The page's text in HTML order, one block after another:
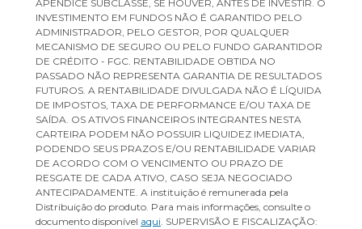
APÊNDICE SUBCLASSE, SE HOUVER, ANTES DE INVESTIR. O
INVESTIMENTO EM FUNDOS NÃO É GARANTIDO PELO
ADMINISTRADOR, PELO GESTOR, POR QUALQUER
MECANISMO DE SEGURO OU PELO FUNDO GARANTIDOR
DE CRÉDITO - FGC. RENTABILIDADE OBTIDA NO
PASSADO NÃO REPRESENTA GARANTIA DE RESULTADOS
FUTUROS. A RENTABILIDADE DIVULGADA NÃO É LÍQUIDA
DE IMPOSTOS, TAXA DE PERFORMANCE E/OU TAXA DE
SAÍDA. OS ATIVOS FINANCEIROS INTEGRANTES NESTA
CARTEIRA PODEM NÃO POSSUIR LIQUIDEZ IMEDIATA,
PODENDO SEUS PRAZOS E/OU RENTABILIDADE VARIAR
DE ACORDO COM O VENCIMENTO OU PRAZO DE
RESGATE DE CADA ATIVO, CASO SEJA NEGOCIADO
ANTECIPADAMENTE. A instituição é remunerada pela
Distribuição do produto. Para mais informações, consulte o
documento disponível aqui. SUPERVISÃO E FISCALIZAÇÃO: